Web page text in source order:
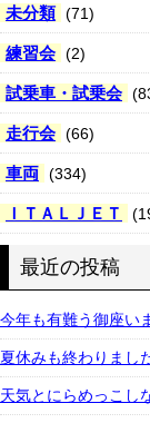
未分類 (71)
練習会 (2)
試乗車・試乗会
走行会 (66)
車両 (334)
ＩＴＡＬＪＥＴ
最近の投稿
今年も有難う御座い
夏休みも終わりまし
天気とにらめっこし